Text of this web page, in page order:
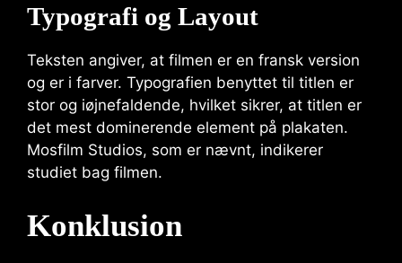
Typografi og Layout
Teksten angiver, at filmen er en fransk version
og er i farver. Typografien benyttet til titlen er
stor og iøjnefaldende, hvilket sikrer, at titlen er
det mest dominerende element på plakaten.
Mosfilm Studios, som er nævnt, indikerer
studiet bag filmen.
Konklusion